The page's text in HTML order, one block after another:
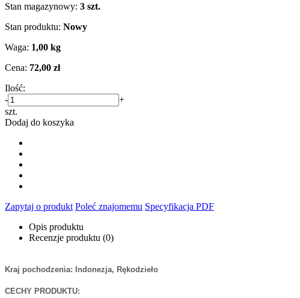
Stan magazynowy: 3 szt.
Stan produktu: Nowy
Waga: 1,00 kg
Cena: 72,00 zł
Ilość:
-
+
szt.
Dodaj do koszyka
Zapytaj o produkt Poleć znajomemu Specyfikacja PDF
Opis produktu
Recenzje produktu (0)
Kraj pochodzenia: Indonezja, Rękodzieło
CECHY PRODUKTU: